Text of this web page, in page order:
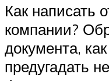
Как написать
компании?
документа,
предугадать